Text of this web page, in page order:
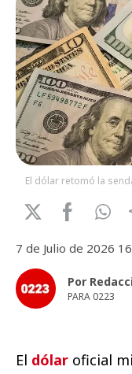
El dólar retomó la
7 de Julio de 2026
Por
PARA 0223
El dólar oficial